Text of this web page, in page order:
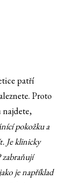
patří
Proto
najdete,
pokožku a
Je klinicky
je například